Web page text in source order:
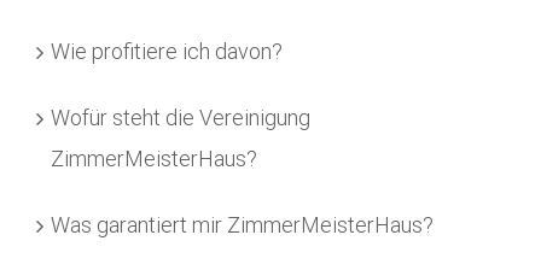
Wie profitiere ich davon?
Wofür steht die Vereinigung
ZimmerMeisterHaus?
Was garantiert mir ZimmerMeisterHaus?